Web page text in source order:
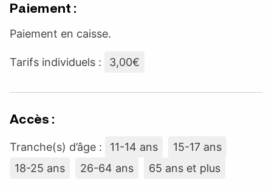
Paiement :
Paiement en caisse.
Tarifs individuels : 3,00€
Accès :
Tranche(s) d’âge : 11-14 ans
15-17 ans
18-25 ans
26-64 ans 65 ans et plus